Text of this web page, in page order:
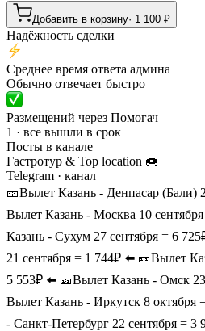
Добавить в корзину· 1 100 ₽
Надёжность сделки
Среднее время ответа админа
Обычно отвечает быстро
Размещений через Помогач
1 · все вышли в срок
Посты в канале
Гастротур & Top location 🍩
Telegram · канал
🎫Вылет Казань - Денпасар (Бали)
Вылет Казань - Москва 10
Казань - Сухум 27 сентября = 6
21 сентября = 1 744₽ ⬅️ 🎫Вылет
5 553₽ ⬅️ 🎫Вылет Казань - Омск
Вылет Казань - Иркутск 8
- Санкт-Петербург 22 сентября =